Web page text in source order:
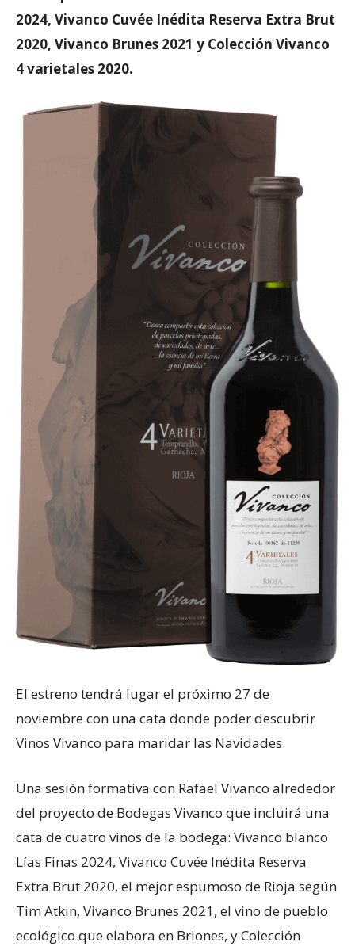
2024, Vivanco Cuvée Inédita Reserva Extra Brut
2020, Vivanco Brunes 2021 y Colección Vivanco
4 varietales 2020.
El estreno tendrá lugar el próximo 27 de
noviembre con una cata donde poder descubrir
Vinos Vivanco para maridar las Navidades.
Una sesión formativa con Rafael Vivanco alrededor
del proyecto de Bodegas Vivanco que incluirá una
cata de cuatro vinos de la bodega: Vivanco blanco
Lías Finas 2024, Vivanco Cuvée Inédita Reserva
Extra Brut 2020, el mejor espumoso de Rioja según
Tim Atkin, Vivanco Brunes 2021, el vino de pueblo
ecológico que elabora en Briones, y Colección